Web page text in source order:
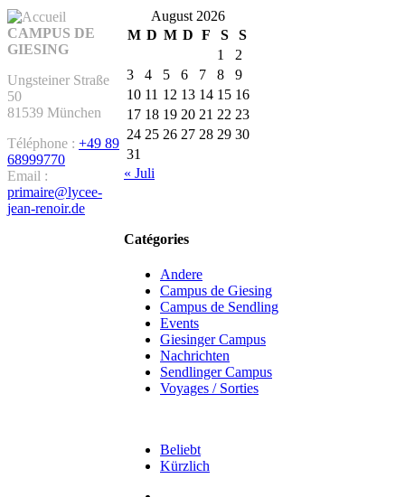
August 2026
M D M D F S
S
1
2
3
4 5 6 7 8
9
10 11 12 13 14 15 16
17 18 19 20 21 22 23
24 25 26 27 28 29 30
31
« Juli
Catégories
Andere
Campus de Giesing
Campus de Sendling
Events
Giesinger Campus
Nachrichten
Sendlinger Campus
Voyages / Sorties
Beliebt
Kürzlich
CAMPUS DE
GIESING
Ungsteiner Straße
50
81539 München
Téléphone : +49 89
68999770
Email :
primaire@lycee-
jean-renoir.de